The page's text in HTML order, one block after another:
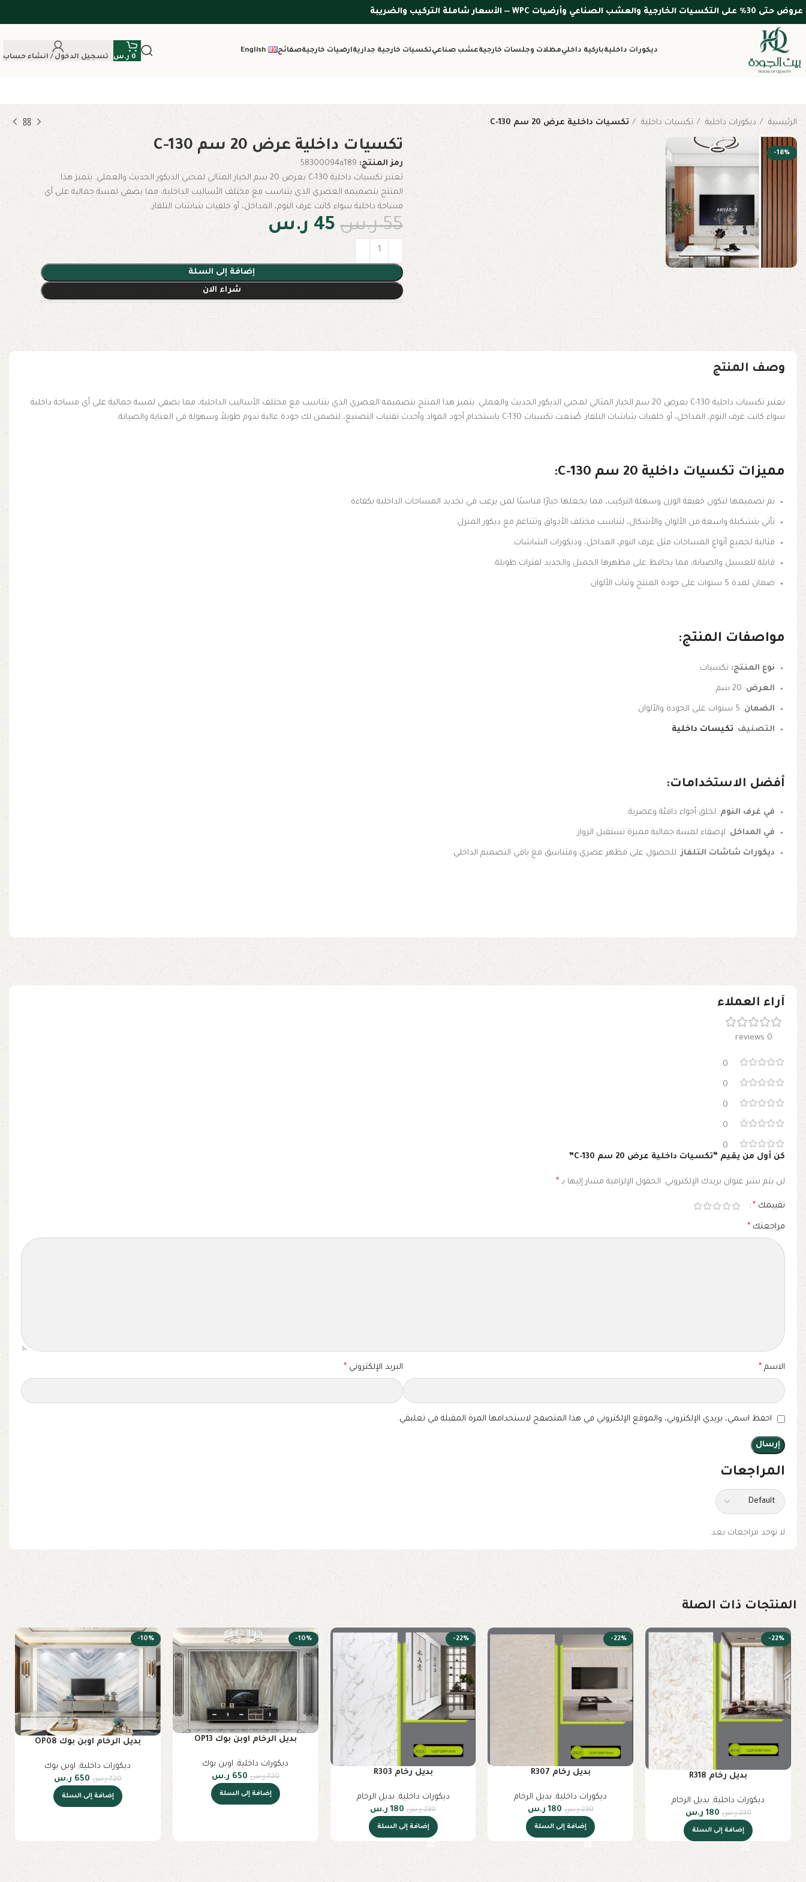
عروض حتى 30% على التكسيات الخارجية والعشب الصناعي وأرضيات WPC — الأسعار شاملة التركيب والضريبة
ديكورات داخليةباركية داخليمظلات وجلسات خارجيةعشب صناعيتكسيات خارجية جداريةارضيات خارجيةصفائح
English
0 ر.س تسجيل الدخول / انشاء حساب
الرئيسية ديكورات داخلية تكسيات داخلية تكسيات داخلية عرض 20 سم C-130
-18% تكسيات داخلية عرض 20 سم C-130
رمز المنتج: 58300094a189
تعتبر تكسيات داخلية C-130 بعرض 20 سم الخيار المثالي لمحبي الديكور الحديث والعملي. يتميز هذا
المنتج بتصميمه العصري الذي يتناسب مع مختلف الأساليب الداخلية، مما يضفي لمسة جمالية على أي
مساحة داخلية سواء كانت غرف النوم، المداخل، أو خلفيات شاشات التلفاز.
55 ر.س 45 ر.س
إضافة إلى السلة
شراء الان
وصف المنتج
تعتبر تكسيات داخلية C-130 بعرض 20 سم الخيار المثالي لمحبي الديكور الحديث والعملي. يتميز هذا المنتج بتصميمه العصري الذي يتناسب مع مختلف الأساليب الداخلية، مما يضفي لمسة جمالية على أي مساحة داخلية
سواء كانت غرف النوم، المداخل، أو خلفيات شاشات التلفاز. صُنعت تكسيات C-130 باستخدام أجود المواد وأحدث تقنيات التصنيع، لتضمن لك جودة عالية تدوم طويلاً وسهولة في العناية والصيانة.
مميزات تكسيات داخلية 20 سم C-130:
تم تصميمها لتكون خفيفة الوزن وسهلة التركيب، مما يجعلها خيارًا مناسبًا لمن يرغب في تجديد المساحات الداخلية بكفاءة.
تأتي بتشكيلة واسعة من الألوان والأشكال، لتناسب مختلف الأذواق وتتناغم مع ديكور المنزل.
مثالية لجميع أنواع المساحات مثل غرف النوم، المداخل، وديكورات الشاشات.
قابلة للغسيل والصيانة، مما يحافظ على مظهرها الجميل والجديد لفترات طويلة.
ضمان لمدة 5 سنوات على جودة المنتج وثبات الألوان.
مواصفات المنتج:
نوع المنتج: تكسيات
العرض: 20 سم.
الضمان: 5 سنوات على الجودة والألوان.
التصنيف: تكيسات داخلية
أفضل الاستخدامات:
في غرف النوم: لخلق أجواء دافئة وعصرية.
في المداخل: لإضفاء لمسة جمالية مميزة تستقبل الزوار.
ديكورات شاشات التلفاز: للحصول على مظهر عصري ومتناسق مع باقي التصميم الداخلي.
آراء العملاء
0 reviews
0
0
0
0
0
المراجعات
لا توجد مراجعات بعد.
كن أول من يقيم “تكسيات داخلية عرض 20 سم C-130”
لن يتم نشر عنوان بريدك الإلكتروني. الحقول الإلزامية مشار إليها بـ *
تقييمك *
مراجعتك *
الاسم * البريد الإلكتروني *
احفظ اسمي، بريدي الإلكتروني، والموقع الإلكتروني في هذا المتصفح لاستخدامها المرة المقبلة في تعليقي.
المنتجات ذات الصلة
-22%
بديل رخام R318
ديكورات داخلية, بديل الرخام
230 ر.س 180 ر.س
إضافة إلى السلة
-22%
بديل رخام R307
ديكورات داخلية, بديل الرخام
230 ر.س 180 ر.س
إضافة إلى السلة
-22%
بديل رخام R303
ديكورات داخلية, بديل الرخام
230 ر.س 180 ر.س
إضافة إلى السلة
-10%
بديل الرخام اوبن بوك OP13
ديكورات داخلية, اوبن بوك
720 ر.س 650 ر.س
إضافة إلى السلة
-10%
بديل الرخام اوبن بوك OP08
ديكورات داخلية, اوبن بوك
720 ر.س 650 ر.س
إضافة إلى السلة